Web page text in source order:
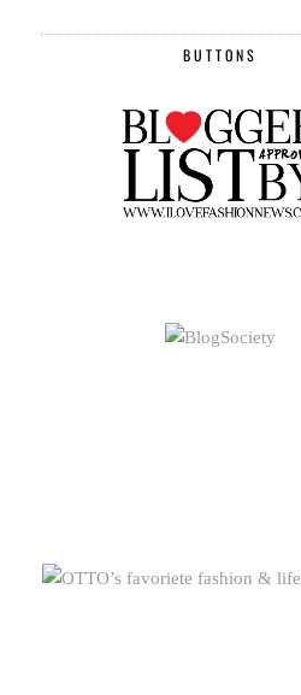
BUTTONS